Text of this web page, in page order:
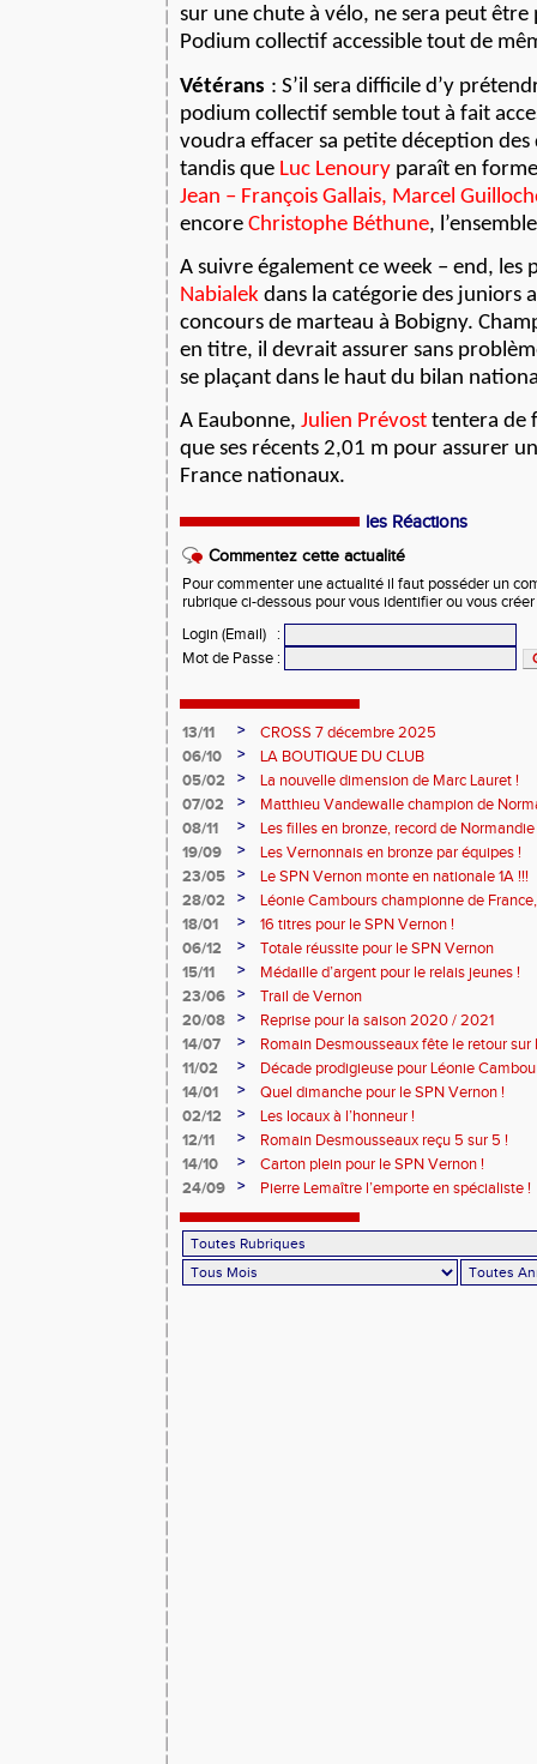
sur une chute à vélo, ne sera peut être
Podium collectif accessible tout de
Vétérans : S’il sera difficile d’y
podium collectif semble tout à fait
voudra effacer sa petite déception
tandis que Luc Lenoury paraît en
Jean – François Gallais, Marcel
encore Christophe Béthune,
A suivre également ce week – end, les
Nabialek dans la catégorie des juniors
concours de marteau à Bobigny.
en titre, il devrait assurer sans
se plaçant dans le haut du bilan
A Eaubonne, Julien Prévost tentera de
que ses récents 2,01 m pour assurer
France nationaux.
les Réactions
Commentez cette actualité
Pour commenter une actualité il faut posséder un
rubrique ci-dessous pour vous identifier ou vous
Login (Email)
:
Mot de Passe :
13/11 >
CROSS 7 décembre 2025
06/10
>
LA BOUTIQUE DU CLUB
05/02
>
La nouvelle dimension de Marc Lauret !
07/02
>
Matthieu Vandewalle champion de
08/11
>
Les filles en bronze, record de
19/09
>
Les Vernonnais en bronze par équipes !
23/05
>
Le SPN Vernon monte en nationale 1A !!!
28/02
>
Léonie Cambours championne de
!
18/01 >
16 titres pour le SPN Vernon !
06/12
>
Totale réussite pour le SPN Vernon
15/11
>
Médaille d’argent pour le relais jeunes !
23/06
>
Trail de Vernon
20/08
>
Reprise pour la saison 2020 / 2021
14/07
>
Romain Desmousseaux fête le retour sur
11/02
>
Décade prodigieuse pour Léonie
14/01
>
Quel dimanche pour le SPN Vernon !
02/12
>
Les locaux à l’honneur !
12/11
>
Romain Desmousseaux reçu 5 sur 5 !
14/10
>
Carton plein pour le SPN Vernon !
24/09
> Pierre Lemaître l’emporte en spécialiste !